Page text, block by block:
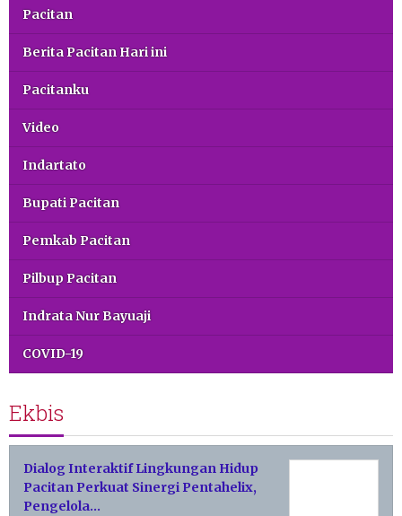
Pacitan
Berita Pacitan Hari ini
Pacitanku
Video
Indartato
Bupati Pacitan
Pemkab Pacitan
Pilbup Pacitan
Indrata Nur Bayuaji
COVID-19
Ekbis
Dialog Interaktif Lingkungan Hidup
Pacitan Perkuat Sinergi Pentahelix,
Pengelola…